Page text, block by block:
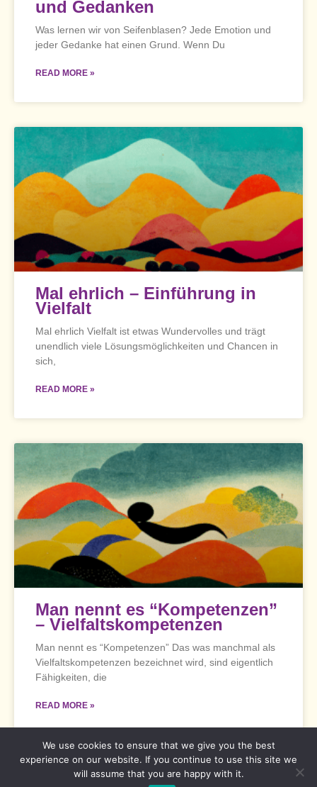
und Gedanken
Was lernen wir von Seifenblasen? Jede Emotion und
jeder Gedanke hat einen Grund. Wenn Du
READ MORE »
Mal ehrlich – Einführung in
Vielfalt
Mal ehrlich Vielfalt ist etwas Wundervolles und trägt
unendlich viele Lösungsmöglichkeiten und Chancen in
sich,
READ MORE »
Man nennt es “Kompetenzen”
– Vielfaltskompetenzen
Man nennt es “Kompetenzen” Das was manchmal als
Vielfaltskompetenzen bezeichnet wird, sind eigentlich
Fähigkeiten, die
READ MORE »
Impressum Datenschutzerklärung
We use cookies to ensure that we give you the best
experience on our website. If you continue to use this site we
will assume that you are happy with it.